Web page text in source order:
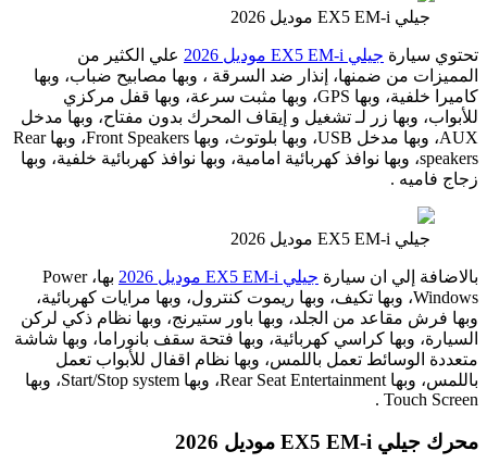
جيلي EX5 EM-i موديل 2026
تحتوي سيارة جيلي EX5 EM-i موديل 2026
علي الكثير من
المميزات من ضمنها، إنذار ضد السرقة ، وبها مصابيح ضباب، وبها
كاميرا خلفية، وبها GPS، وبها مثبت سرعة، وبها قفل مركزي
للأبواب، وبها زر لـ تشغيل و إيقاف المحرك بدون مفتاح، وبها مدخل
AUX، وبها مدخل USB، وبها بلوتوث، وبها Front Speakers، وبها Rear
speakers، وبها نوافذ كهربائية امامية، وبها نوافذ كهربائية خلفية، وبها
زجاج فاميه .
جيلي EX5 EM-i موديل 2026
بالاضافة إلي ان سيارة جيلي EX5 EM-i موديل 2026
بها، Power
Windows، وبها تكيف، وبها ريموت كنترول، وبها مرايات كهربائية،
وبها فرش مقاعد من الجلد، وبها باور ستيرنج، وبها نظام ذكي لركن
السيارة، وبها كراسي كهربائية، وبها فتحة سقف بانوراما، وبها شاشة
متعددة الوسائط تعمل باللمس، وبها نظام اقفال للأبواب تعمل
باللمس، وبها Rear Seat Entertainment، وبها Start/Stop system، وبها
Touch Screen .
محرك جيلي EX5 EM-i موديل 2026